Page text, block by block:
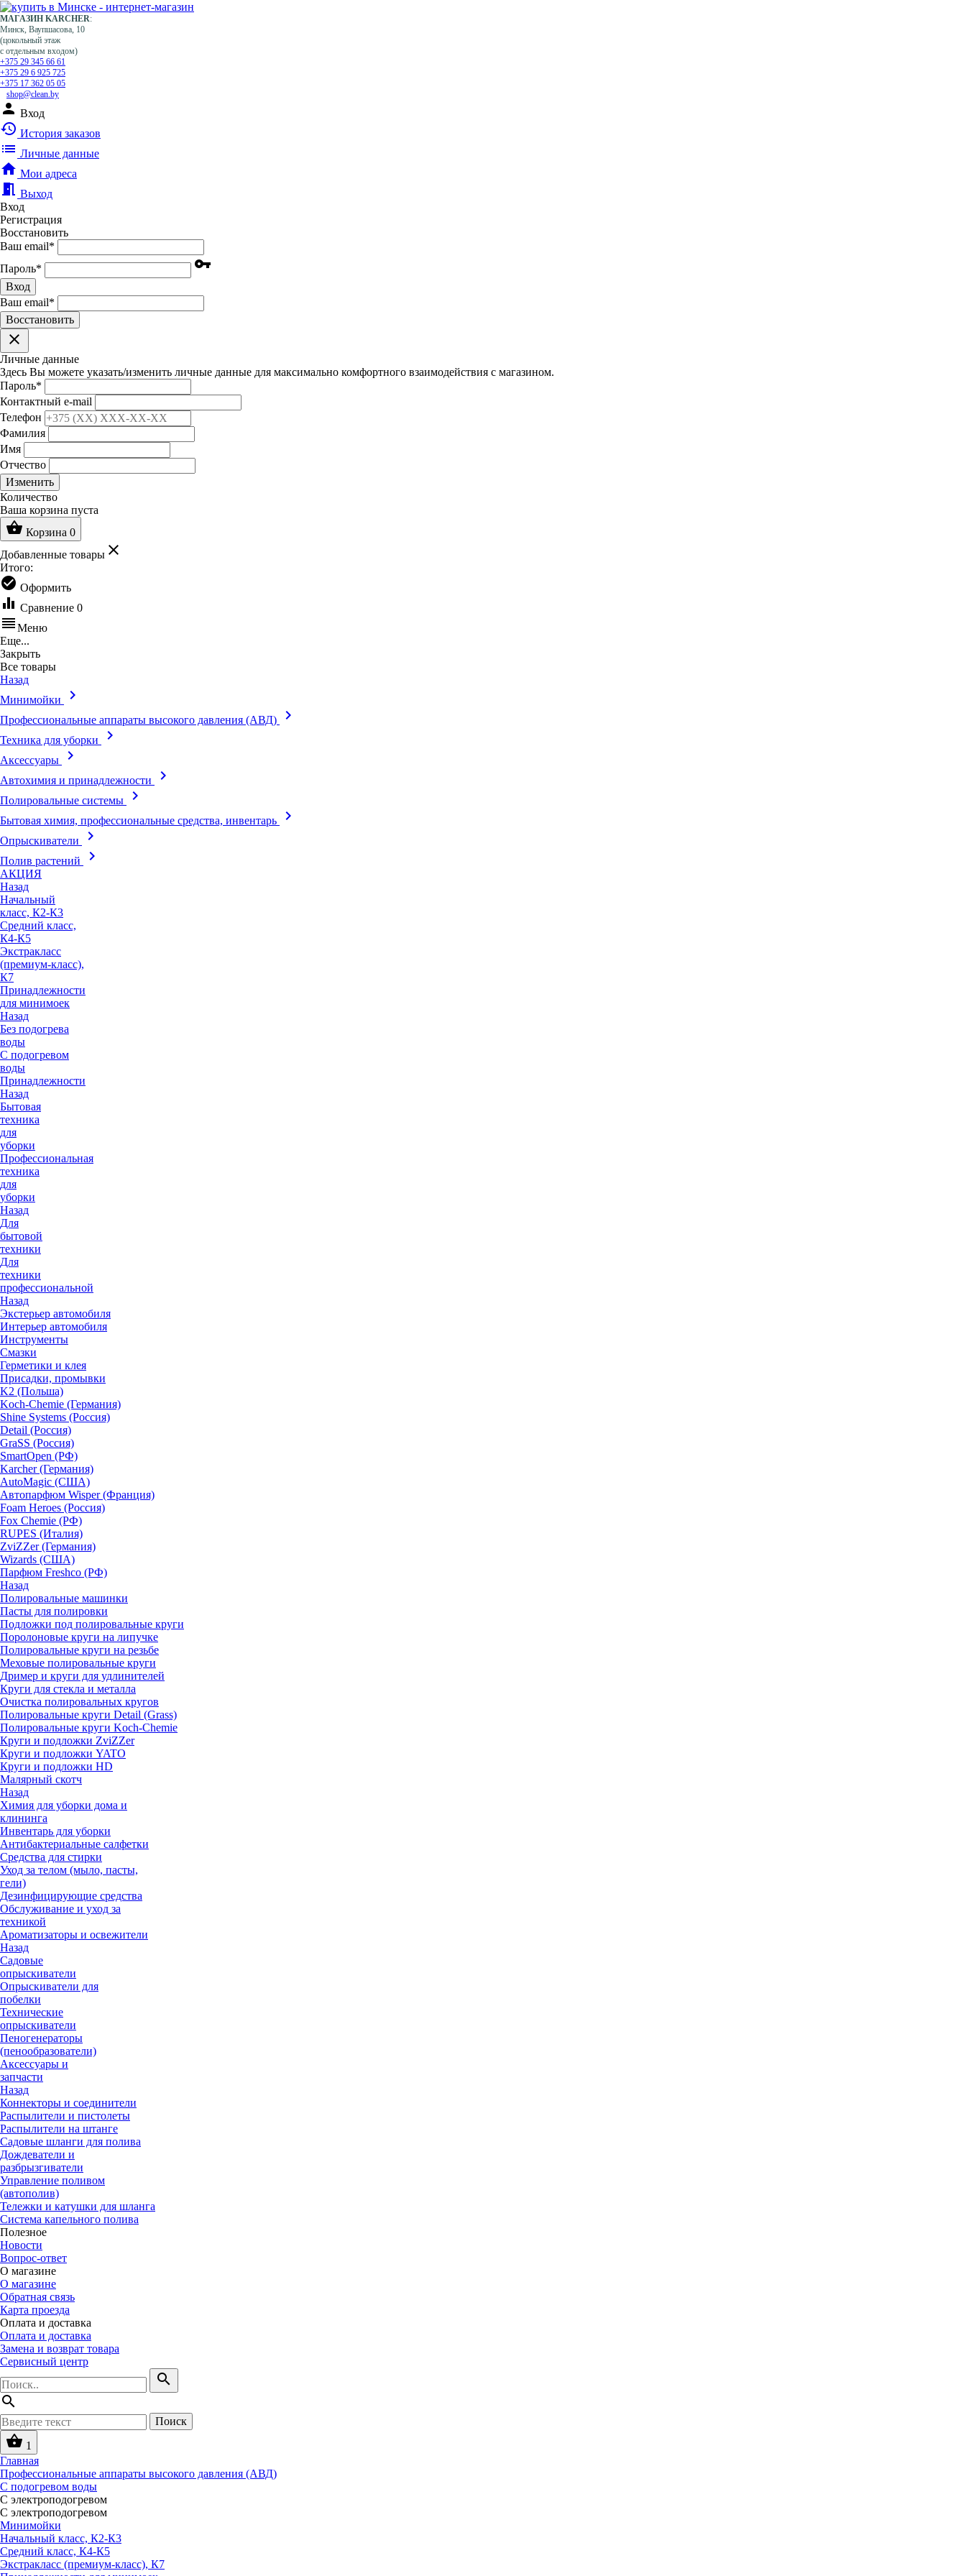
МАГАЗИН KARCHER:
Минск, Ваупшасова, 10
(цокольный этаж
с отдельным входом)
+375 29 345 66 61
+375 29 6 925 725
+375 17 362 05 05
shop@clean.by
person Вход
history История заказов
list Личные данные
home Мои адреса
meeting_room Выход
Вход
Регистрация
Восстановить
Ваш email*
Пароль* vpn_key
Вход
Ваш email*
Воcстановить
clear
Личные данные
Здесь Вы можете указать/изменить личные данные для максимально комфортного взаимодействия с магазином.
Пароль*
Контактный e-mail
Телефон
Фамилия
Имя
Отчество
Изменить
Количество
Ваша корзина пуста
shopping_basket Корзина 0
Добавленные товары clear
Итого:
check_circle Оформить
equalizer Сравнение 0
reorderМеню
Еще...
Закрыть
Все товары
Назад
Минимойки
keyboard_arrow_right
Профессиональные аппараты высокого давления (АВД) keyboard_arrow_right
Техника для уборки keyboard_arrow_right
Аксессуары keyboard_arrow_right
Автохимия и принадлежности keyboard_arrow_right
Полировальные системы keyboard_arrow_right
Бытовая химия, профессиональные средства, инвентарь keyboard_arrow_right
Опрыскиватели keyboard_arrow_right
Полив растений keyboard_arrow_right
АКЦИЯ
Назад
Начальный
класс, К2-К3
Средний класс,
К4-К5
Экстракласс
(премиум-класс),
К7
Принадлежности
для минимоек
Назад
Без подогрева
воды
С подогревом
воды
Принадлежности
Назад
Бытовая
техника
для
уборки
Профессиональная
техника
для
уборки
Назад
Для
бытовой
техники
Для
техники
профессиональной
Назад
Экстерьер автомобиля
Интерьер автомобиля
Инструменты
Смазки
Герметики и клея
Присадки, промывки
K2 (Польша)
Koch-Chemie (Германия)
Shine Systems (Россия)
Detail (Россия)
GraSS (Россия)
SmartOpen (РФ)
Karcher (Германия)
AutoMagic (США)
Автопарфюм Wisper (Франция)
Foam Heroes (Россия)
Fox Chemie (РФ)
RUPES (Италия)
ZviZZer (Германия)
Wizards (США)
Парфюм Freshco (РФ)
Назад
Полировальные машинки
Пасты для полировки
Подложки под полировальные круги
Поролоновые круги на липучке
Полировальные круги на резьбе
Меховые полировальные круги
Дример и круги для удлинителей
Круги для стекла и металла
Очистка полировальных кругов
Полировальные круги Detail (Grass)
Полировальные круги Koch-Chemie
Круги и подложки ZviZZer
Круги и подложки YATO
Круги и подложки HD
Малярный скотч
Назад
Химия для уборки дома и
клининга
Инвентарь для уборки
Антибактериальные салфетки
Средства для стирки
Уход за телом (мыло, пасты,
гели)
Дезинфицирующие средства
Обслуживание и уход за
техникой
Ароматизаторы и освежители
Назад
Садовые
опрыскиватели
Опрыскиватели для
побелки
Технические
опрыскиватели
Пеногенераторы
(пенообразователи)
Аксессуары и
запчасти
Назад
Коннекторы и соединители
Распылители и пистолеты
Распылители на штанге
Садовые шланги для полива
Дождеватели и
разбрызгиватели
Управление поливом
(автополив)
Тележки и катушки для шланга
Система капельного полива
Полезное
Новости
Вопрос-ответ
О магазине
О магазине
Обратная связь
Карта проезда
Оплата и доставка
Оплата и доставка
Замена и возврат товара
Сервисный центр
search
search
Поиск
shopping_basket 1
Главная
Профессиональные аппараты высокого давления (АВД)
С подогревом воды
С электроподогревом
С электроподогревом
Минимойки
Начальный класс, К2-К3
Средний класс, К4-К5
Экстракласс (премиум-класс), К7